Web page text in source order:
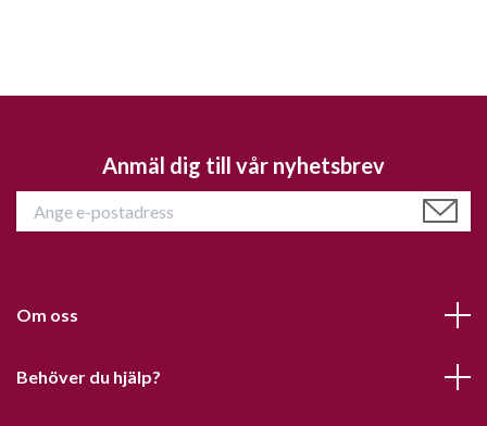
Anmäl dig till vår nyhetsbrev
Om oss
Behöver du hjälp?